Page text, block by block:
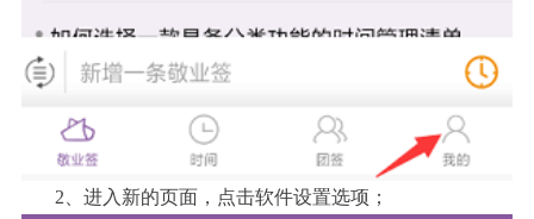
2、进入新的页面，点击软件设置选项；